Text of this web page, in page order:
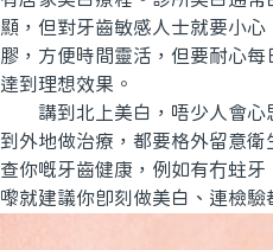
顯，但對牙齒敏感人士就要小
膠，方便時間靈活，但要耐心
達到理想效果。
講到北上美白，唔少人會心
到外地做治療，都要格外留意
查你嘅牙齒健康，例如有冇蛀
嚟就建議你即刻做美白、連檢